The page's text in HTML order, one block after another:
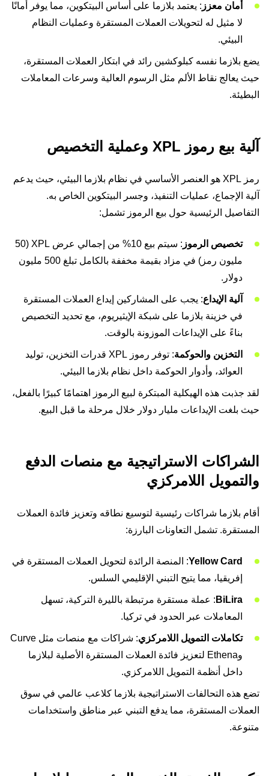
أمان معزز : يعتمد بلازما على أساس البيتكوين، مما يوفر أمانًا
لا مثيل له لتحويلات العملات المستقرة وعمليات النظام
البيئي.
يضع بلازما نفسه كبلوكشين رائد في ابتكار العملات المستقرة،
حيث يعالج نقاط الألم مثل الرسوم العالية وسرعات المعاملات
البطيئة.
آلية بيع رموز XPL وعملية التخصيص
رمز XPL هو العنصر الأساسي في نظام بلازما البيئي، حيث يدعم
آلية الإجماع، عمليات التنفيذ، وجسر البيتكوين الخاص به.
التفاصيل الرئيسية حول بيع الرموز تشمل:
تخصيص الرموز
: سيتم بيع 10% من إجمالي عرض XPL (50
مليون رمز) في مزاد بقيمة مخففة بالكامل تبلغ 500 مليون
دولار.
آلية الإيداع: يجب على المشاركين إيداع العملات المستقرة
في خزينة بلازما على شبكة الإيثيريوم، مع تحديد التخصيص
بناءً على الإيداعات الموزونة بالوقت.
التخزين والحوكمة
: توفر رموز XPL قدرات التخزين، توليد
العوائد، وأدوار الحوكمة داخل نظام بلازما البيئي.
لقد جذبت هذه الهيكلية المبتكرة لبيع الرموز اهتمامًا كبيرًا بالفعل،
حيث بلغت الإيداعات مليار دولار خلال مرحلة ما قبل البيع.
الشراكات الاستراتيجية مع منصات الدفع
والتمويل اللامركزي
أقام بلازما شراكات رئيسية لتوسيع نطاقه وتعزيز فائدة العملات
المستقرة. تشمل التعاونات البارزة:
Yellow Card: المنصة الرائدة لتحويل العملات المستقرة في
إفريقيا، مما يتيح التبني الإقليمي السلس.
BiLira : عملة مستقرة مرتبطة بالليرة التركية، تسهل
المعاملات عبر الحدود في تركيا.
تكاملات التمويل اللامركزي
: شراكات مع منصات مثل Curve
وEthena لتعزيز فائدة العملات المستقرة الأصلية لبلازما
داخل أنظمة التمويل اللامركزي.
تضع هذه التحالفات الاستراتيجية بلازما كلاعب عالمي في سوق
العملات المستقرة، مما يدفع التبني عبر مناطق واستخدامات
متنوعة.